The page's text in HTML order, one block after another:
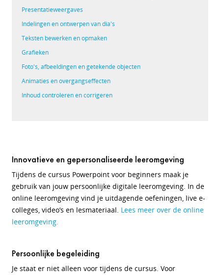
Presentatieweergaves
Indelingen en ontwerpen van dia's
Teksten bewerken en opmaken
Grafieken
Foto's, afbeeldingen en getekende objecten
Animaties en overgangseffecten
Inhoud controleren en corrigeren
Innovatieve en gepersonaliseerde leeromgeving
Tijdens de cursus Powerpoint voor beginners maak je
gebruik van jouw persoonlijke digitale leeromgeving. In de
online leeromgeving vind je uitdagende oefeningen, live e-
colleges, video’s en lesmateriaal. Lees meer over de online
leeromgeving.
Persoonlijke begeleiding
Je staat er niet alleen voor tijdens de cursus. Voor